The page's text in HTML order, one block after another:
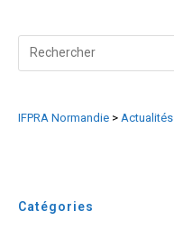
Search
for:
IFPRA Normandie > Actualités
Catégories